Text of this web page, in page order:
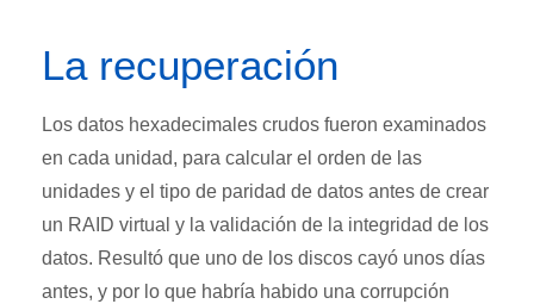
La recuperación
Los datos hexadecimales crudos fueron examinados
en cada unidad, para calcular el orden de las
unidades y el tipo de paridad de datos antes de crear
un RAID virtual y la validación de la integridad de los
datos. Resultó que uno de los discos cayó unos días
antes, y por lo que habría habido una corrupción